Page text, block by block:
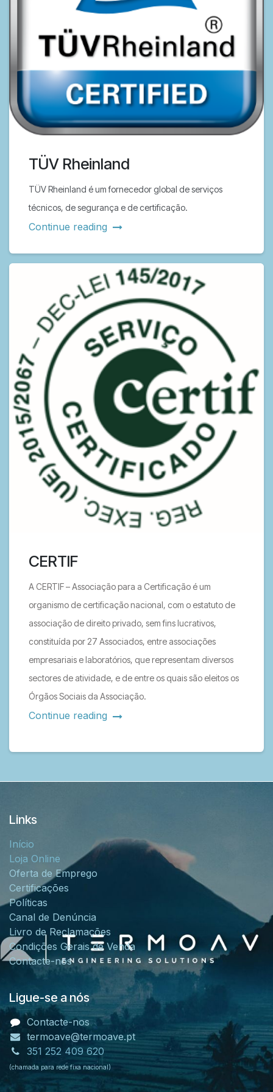
TÜV Rheinland
TÜV Rheinland é um fornecedor global de serviços
técnicos, de segurança e de certificação.
Continue reading
CERTIF
A CERTIF – Associação para a Certificação é um
organismo de certificação nacional, com o estatuto de
associação de direito privado, sem fins lucrativos,
constituída por 27 Associados, entre associações
empresariais e laboratórios, que representam diversos
sectores de atividade, e de entre os quais são eleitos os
Órgãos Sociais da Associação.
Continue reading
Links
Início
Loja Online
Oferta de Emprego
Certificações
Políticas
Canal de Denúncia
Livro de Reclamações
Condições Gerais de Venda
Contacte-nos
Ligue-se a nós
Contacte-nos
termoave@termoave.pt
351 252 409 620
(chamada para rede fixa nacional)